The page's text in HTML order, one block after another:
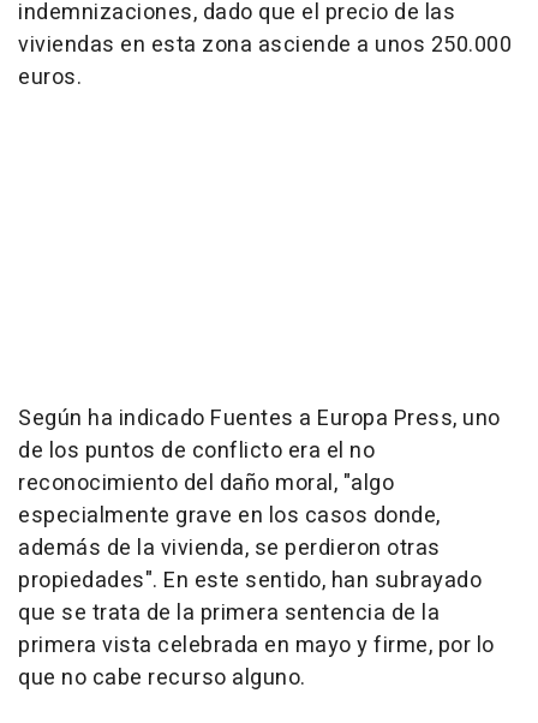
indemnizaciones, dado que el precio de las
viviendas en esta zona asciende a unos 250.000
euros.
Según ha indicado Fuentes a Europa Press, uno
de los puntos de conflicto era el no
reconocimiento del daño moral, "algo
especialmente grave en los casos donde,
además de la vivienda, se perdieron otras
propiedades". En este sentido, han subrayado
que se trata de la primera sentencia de la
primera vista celebrada en mayo y firme, por lo
que no cabe recurso alguno.